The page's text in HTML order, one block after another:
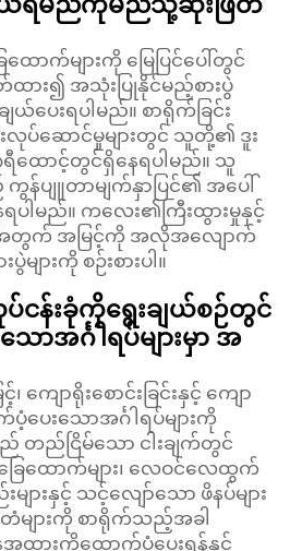
ာက်များကို မြေပြင်ပေါ်တွင်
ား၍ အသုံးပြုနိုင်မည့်စားပွဲ
ပေးရပါမည်။ စာရိုက်ခြင်း
လုပ်ဆောင်မှုများတွင် သူတို့၏ ဒူး
ရီထောင့်တွင်ရှိနေရပါမည်။ သူ
န်ပျူတာမျက်နှာပြင်၏ အပေါ်
ါမည်။ ကလေး၏ကြီးထွားမှုနှင့်
အတွက် အမြင့်ကို အလိုအလျောက်
များကို စဉ်းစားပါ။
န်းခုံကိုရွေးချယ်စဉ်တွင်
အင်္ဂါရပ်များမှာ အ
ကျောရိုးစောင်းခြင်းနှင့် ကျော
ေးသောအင်္ဂါရပ်များကို
တည်ငြိမ်သော ငါးချက်တွင်
ေထောက်များ၊ လေဝင်လေထွက်
များနှင့် သင့်လျော်သော ဖိနပ်များ
များကို စာရိုက်သည့်အခါ
ထားကိုထောက်ပံ့ပေးရန်နှင့်